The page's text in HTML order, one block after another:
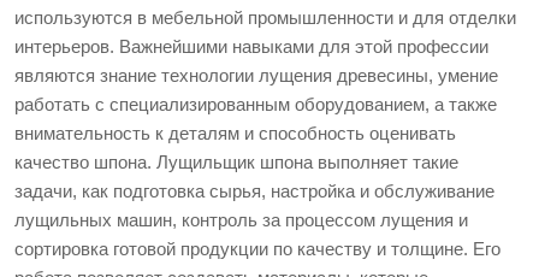
используются в мебельной промышленности и для отделки
интерьеров. Важнейшими навыками для этой профессии
являются знание технологии лущения древесины, умение
работать с специализированным оборудованием, а также
внимательность к деталям и способность оценивать
качество шпона. Лущильщик шпона выполняет такие
задачи, как подготовка сырья, настройка и обслуживание
лущильных машин, контроль за процессом лущения и
сортировка готовой продукции по качеству и толщине. Его